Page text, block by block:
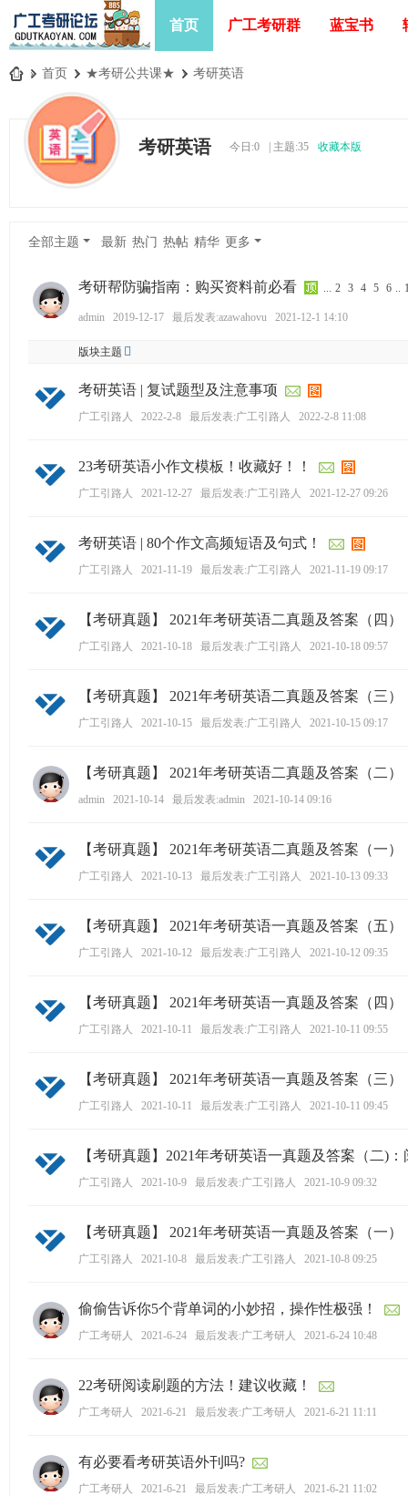
首页 广工考研群 蓝宝书
» 首页 › ★考研公共课★ › 考研英语
考研英语 今日:0 主题:35 收藏本版
全部主题 最新 热门 热帖 精华 更多
考研帮防骗指南：购买资料前必看 ... 2 3 4 5 6 ..
admin 2019-12-17 最后发表:azawahovu 2021-12-1 14:10
版块主题
考研英语 | 复试题型及注意事项
广工引路人 2022-2-8 最后发表:广工引路人 2022-2-8 11:08
23考研英语小作文模板！收藏好！！
广工引路人 2021-12-27 最后发表:广工引路人 2021-12-27 09:26
考研英语 | 80个作文高频短语及句式！
广工引路人 2021-11-19 最后发表:广工引路人 2021-11-19 09:17
【考研真题】 2021年考研英语二真题及答案（四
广工引路人 2021-10-18 最后发表:广工引路人 2021-10-18 09:57
【考研真题】 2021年考研英语二真题及答案（三）
广工引路人 2021-10-15 最后发表:广工引路人 2021-10-15 09:17
【考研真题】 2021年考研英语二真题及答案（二）
admin 2021-10-14 最后发表:admin 2021-10-14 09:16
【考研真题】 2021年考研英语二真题及答案（一
广工引路人 2021-10-13 最后发表:广工引路人 2021-10-13 09:33
【考研真题】 2021年考研英语一真题及答案（五）
广工引路人 2021-10-12 最后发表:广工引路人 2021-10-12 09:35
【考研真题】 2021年考研英语一真题及答案（四）
广工引路人 2021-10-11 最后发表:广工引路人 2021-10-11 09:55
【考研真题】 2021年考研英语一真题及答案（三）
广工引路人 2021-10-11 最后发表:广工引路人 2021-10-11 09:45
【考研真题】2021年考研英语一真题及答案（二)
广工引路人 2021-10-9 最后发表:广工引路人 2021-10-9 09:32
【考研真题】 2021年考研英语一真题及答案（一
广工引路人 2021-10-8 最后发表:广工引路人 2021-10-8 09:25
偷偷告诉你5个背单词的小妙招，操作性极强！
广工考研人 2021-6-24 最后发表:广工考研人 2021-6-24 10:48
22考研阅读刷题的方法！建议收藏！
广工考研人 2021-6-21 最后发表:广工考研人 2021-6-21 11:11
有必要看考研英语外刊吗?
广工考研人 2021-6-21 最后发表:广工考研人 2021-6-21 11:02